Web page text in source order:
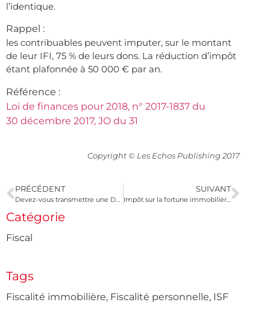
l’identique.
Rappel :
les contribuables peuvent imputer, sur le montant
de leur IFI, 75 % de leurs dons. La réduction d’impôt
étant plafonnée à 50 000 € par an.
Référence :
Loi de finances pour 2018, n° 2017-1837 du
30 décembre 2017, JO du 31
Copyright © Les Echos Publishing 2017
PRÉCÉDENT
Devez-vous transmettre une DADS-U au 31 janvier ?
SUIVANT
Impôt sur la fortune immobilière : les règles du jeu
Catégorie
Fiscal
Tags
Fiscalité immobilière, Fiscalité personnelle, ISF